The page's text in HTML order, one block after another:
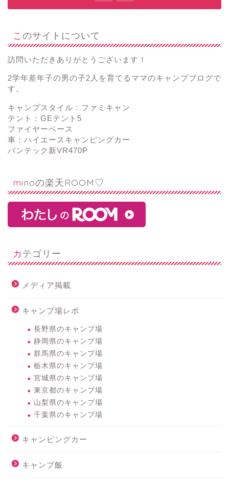
このサイトについて
訪問いただきありがとうございます！
2学年差年子の男の子2人を育てるママのキャンプブログで
す。
キャンプスタイル：ファミキャン
テント：GEテント5
ファイヤーベース
車：ハイエースキャンピングカー
バンテック新VR470P
minoの楽天ROOM♡
カテゴリー
メディア掲載
キャンプ場レポ
長野県のキャンプ場
静岡県のキャンプ場
群馬県のキャンプ場
栃木県のキャンプ場
宮城県のキャンプ場
東京都のキャンプ場
山梨県のキャンプ場
千葉県のキャンプ場
キャンピングカー
キャンプ飯